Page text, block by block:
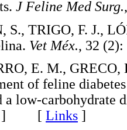
J Feline Med Surg.
S., TRIGO, F. J.,
Vet Méx., 32
E. M., GRECO,
of feline
a low-carbohydrate
] [ Links ]